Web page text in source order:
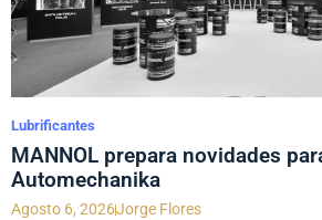
Lubrificantes
MANNOL prepara novidades
Automechanika
Agosto 6, 2026Jorge Flores